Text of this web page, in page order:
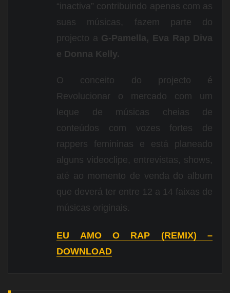
“inactiva” contribuindo apenas com as
suas músicas, fazem parte do
projecto a G-Pamella, Eva Rap Diva
e Donna Kelly.
O conceito do projecto é
Revolucionar o mercado com um
leque de músicas cheias de
conteúdos com vozes fortes de
rappers femininas e está planeado
alguns videoclipe, entrevistas, shows,
até ao momento de venda do album
que deverá ter entre 12 a 14 faixas de
músicas originais.
EU AMO O RAP (REMIX) –
DOWNLOAD